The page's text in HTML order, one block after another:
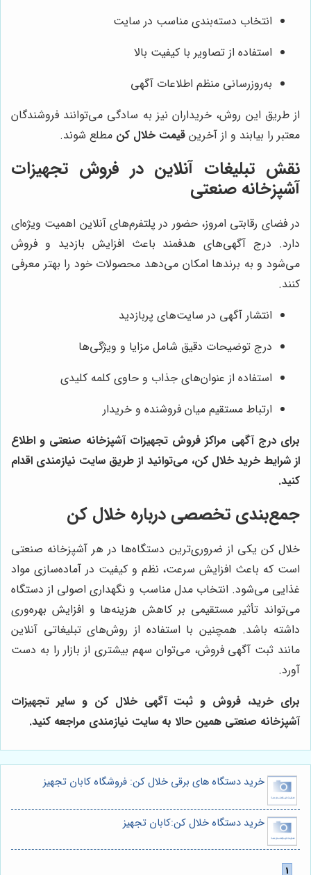
انتخاب دسته‌بندی مناسب در سایت
استفاده از تصاویر با کیفیت بالا
به‌روزرسانی منظم اطلاعات آگهی
از طریق این روش، خریداران نیز به سادگی می‌توانند فروشندگان
معتبر را بیابند و از آخرین قیمت خلال کن مطلع شوند.
نقش تبلیغات آنلاین در فروش تجهیزات
آشپزخانه صنعتی
در فضای رقابتی امروز، حضور در پلتفرم‌های آنلاین اهمیت ویژه‌ای
دارد. درج آگهی‌های هدفمند باعث افزایش بازدید و فروش
می‌شود و به برندها امکان می‌دهد محصولات خود را بهتر معرفی
کنند.
انتشار آگهی در سایت‌های پربازدید
درج توضیحات دقیق شامل مزایا و ویژگی‌ها
استفاده از عنوان‌های جذاب و حاوی کلمه کلیدی
ارتباط مستقیم میان فروشنده و خریدار
برای درج آگهی مراکز فروش تجهیزات آشپزخانه صنعتی و اطلاع
از شرایط خرید خلال کن، می‌توانید از طریق سایت نیازمندی اقدام
کنید.
جمع‌بندی تخصصی درباره خلال کن
خلال کن یکی از ضروری‌ترین دستگاه‌ها در هر آشپزخانه صنعتی
است که باعث افزایش سرعت، نظم و کیفیت در آماده‌سازی مواد
غذایی می‌شود. انتخاب مدل مناسب و نگهداری اصولی از دستگاه
می‌تواند تأثیر مستقیمی بر کاهش هزینه‌ها و افزایش بهره‌وری
داشته باشد. همچنین با استفاده از روش‌های تبلیغاتی آنلاین
مانند ثبت آگهی فروش، می‌توان سهم بیشتری از بازار را به دست
آورد.
برای خرید، فروش و ثبت آگهی خلال کن و سایر تجهیزات
آشپزخانه صنعتی همین حالا به سایت نیازمندی مراجعه کنید.
خرید دستگاه های برقی خلال کن: فروشگاه کابان تجهیز
خرید دستگاه خلال کن:کابان تجهیز